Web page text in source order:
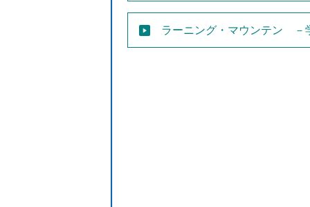
ラーニング・マウンテン －